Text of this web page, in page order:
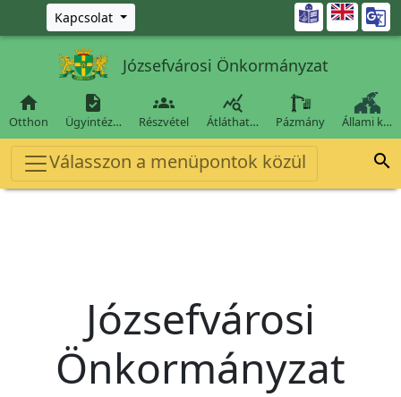
Ugrás a fő tartalomra
Kapcsolat 
Józsefvárosi Önkormányzat

Otthon

Ügyintéz…

Részvétel

Átláthat… Pázmány Állami k…
Válasszon a menüpontok közül 
Józsefvárosi
Önkormányzat